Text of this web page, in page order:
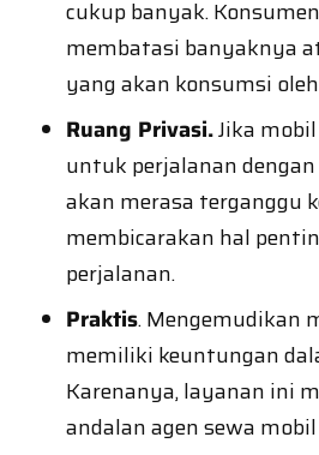
cukup banyak.
membatasi banyaknya
yang akan konsumsi
Ruang Privasi.Jika
untuk perjalanan
akan merasa terganggu
membicarakan hal
perjalanan.
Praktis. Mengemudikan
memiliki keuntungan
Karenanya, layanan ini
andalan agen sewa